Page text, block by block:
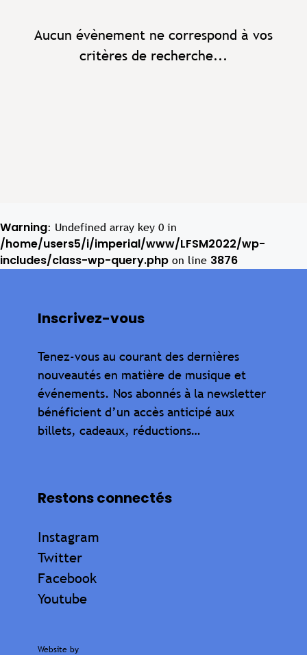
Aucun évènement ne correspond à vos
critères de recherche...
Warning: Undefined array key 0 in
/home/users5/i/imperial/www/LFSM2022/wp-
includes/class-wp-query.php on line 3876
Inscrivez-vous
Tenez-vous au courant des dernières
nouveautés en matière de musique et
événements. Nos abonnés à la newsletter
bénéficient d’un accès anticipé aux
billets, cadeaux, réductions…
Restons connectés
Instagram
Twitter
Facebook
Youtube
Website by